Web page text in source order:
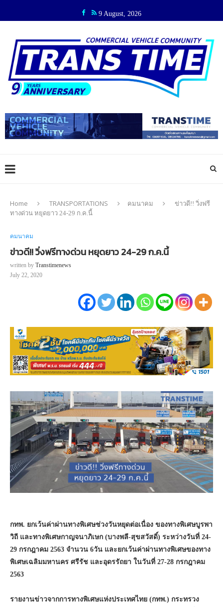
9 August, 2026
Home TRANSPORTATIONS คมนาคม
ข่าวดี!! วิ่งฟรี
ทางด่วน หยุดยาว 24-29 ก.ค.นี้
คมนาคม
ข่าวดี!! วิ่งฟรีทางด่วน หยุดยาว 24-29 ก.ค.นี้
written by Transtimenews
July 22, 2020
กทพ. ยกเว้นค่าผ่านทางพิเศษช่วงวันหยุดต่อเนื่อง ของทางพิเศษบูรพา
วิถี และทางพิเศษกาญจนาภิเษก (บางพลี-สุขสวัสดิ์) ระหว่างวันที่ 24-
29 กรกฎาคม 2563 จำนวน 6วัน และยกเว้นค่าผ่านทางพิเศษของทาง
พิเศษเฉลิมมหานคร ศรีรัช และอุดรรัถยา ในวันที่ 27-28 กรกฎาคม
2563
รายงานข่าวจากการทางพิเศษแห่งประเทศไทย (กทพ.) กระทรวง